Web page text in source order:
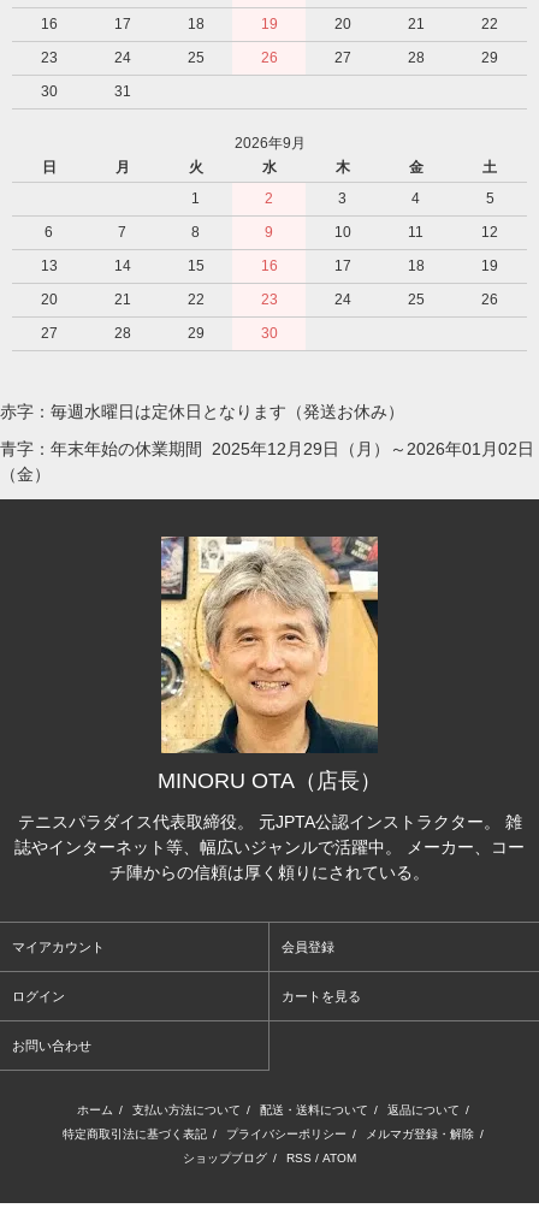
16
17 18 19 20 21
22
23
24 25 26 27 28
29
30
31
2026年9月
日
月 火 水 木 金
土
1
2 3 4
5
6
7 8 9 10 11
12
13
14 15 16 17 18
19
20
21 22 23 24 25
26
27
28 29 30
赤字：毎週水曜日は定休日となります（発送お休み）
青字：年末年始の休業期間 2025年12月29日（月）～2026年01月02日
（金）
MINORU OTA（店長）
テニスパラダイス代表取締役。 元JPTA公認インストラクター。 雑
誌やインターネット等、幅広いジャンルで活躍中。 メーカー、コー
チ陣からの信頼は厚く頼りにされている。
マイアカウント 会員登録
ログイン カートを見る
お問い合わせ
ホーム / 支払い方法について / 配送・送料について / 返品について /
特定商取引法に基づく表記 / プライバシーポリシー / メルマガ登録・解除 /
ショップブログ / RSS / ATOM